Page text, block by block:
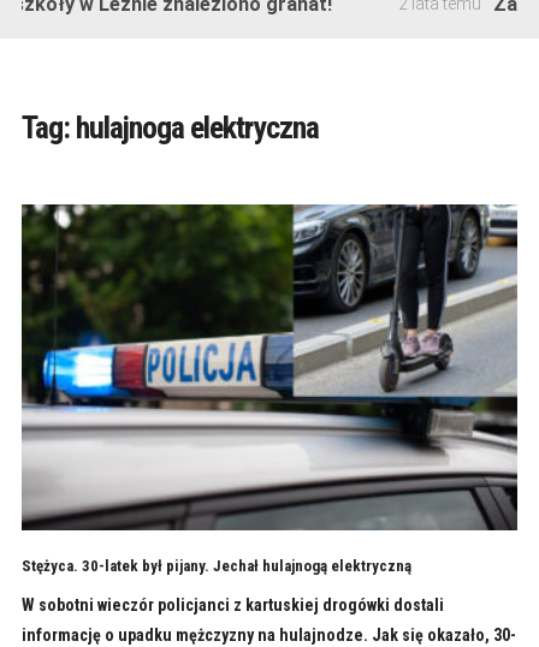
Tag: hulajnoga elektryczna
Stężyca. 30-latek był pijany. Jechał hulajnogą elektryczną
W sobotni wieczór policjanci z kartuskiej drogówki dostali
informację o upadku mężczyzny na hulajnodze. Jak się okazało, 30-